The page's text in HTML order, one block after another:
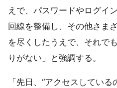
えで、パスワードやログイ
回線を整備し、その他さま
を尽くしたうえで、それで
りがない」と強調する。
「先日、“アクセスしてい